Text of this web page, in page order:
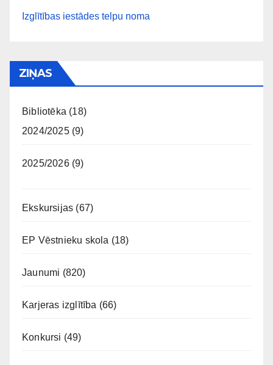
Izglītības iestādes telpu noma
ZIŅAS
Bibliotēka (18)
2024/2025(9)
2025/2026(9)
Ekskursijas (67)
EP Vēstnieku skola (18)
Jaunumi (820)
Karjeras izglītība (66)
Konkursi (49)